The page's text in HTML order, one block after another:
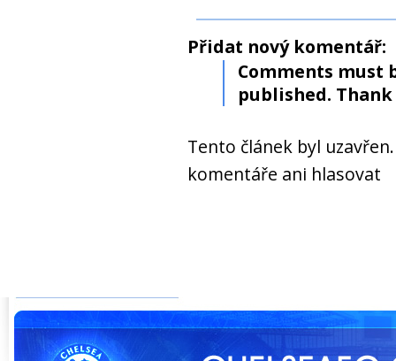
Přidat nový komentář:
Comments must
published. Thank
Tento článek byl
komentáře ani hlasovat